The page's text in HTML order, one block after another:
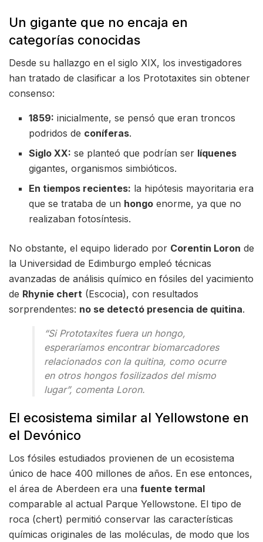
Un gigante que no encaja en
categorías conocidas
Desde su hallazgo en el siglo XIX, los investigadores
han tratado de clasificar a los Prototaxites sin obtener
consenso:
1859: inicialmente, se pensó que eran troncos
podridos de coníferas.
Siglo XX: se planteó que podrían ser líquenes
gigantes, organismos simbióticos.
En tiempos recientes: la hipótesis mayoritaria era
que se trataba de un hongo enorme, ya que no
realizaban fotosíntesis.
No obstante, el equipo liderado por Corentin Loron de
la Universidad de Edimburgo empleó técnicas
avanzadas de análisis químico en fósiles del yacimiento
de Rhynie chert (Escocia), con resultados
sorprendentes: no se detectó presencia de quitina.
“Si Prototaxites fuera un hongo,
esperaríamos encontrar biomarcadores
relacionados con la quitina, como ocurre
en otros hongos fosilizados del mismo
lugar”, comenta Loron.
El ecosistema similar al Yellowstone en
el Devónico
Los fósiles estudiados provienen de un ecosistema
único de hace 400 millones de años. En ese entonces,
el área de Aberdeen era una fuente termal
comparable al actual Parque Yellowstone. El tipo de
roca (chert) permitió conservar las características
químicas originales de las moléculas, de modo que los